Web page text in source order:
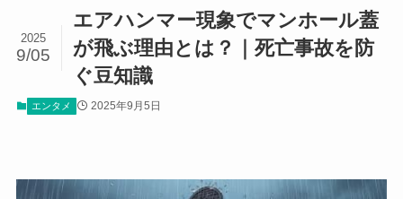
エアハンマー現象でマンホール蓋
が飛ぶ理由とは？｜死亡事故を防
ぐ豆知識
2025
9/05
エンタメ 2025年9月5日